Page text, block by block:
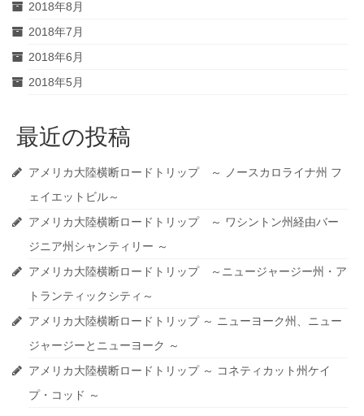
2018年8月
2018年7月
2018年6月
2018年5月
最近の投稿
アメリカ大陸横断ロードトリップ ～ ノースカロライナ州 フ
ェイエットビル～
アメリカ大陸横断ロードトリップ ～ ワシントン州経由バー
ジニア州シャンティリー ～
アメリカ大陸横断ロードトリップ ～ニュージャージー州・ア
トランティックシティ～
アメリカ大陸横断ロードトリップ ～ ニューヨーク州、ニュー
ジャージーとニューヨーク ～
アメリカ大陸横断ロードトリップ ～ コネティカット州ケイ
プ・コッド ～